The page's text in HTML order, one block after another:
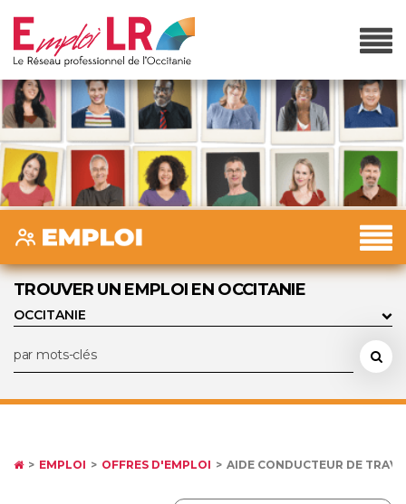
TROUVER UN EMPLOI EN OCCITANIE
EMPLOI OFFRES D'EMPLOI AIDE CONDUCTEUR DE